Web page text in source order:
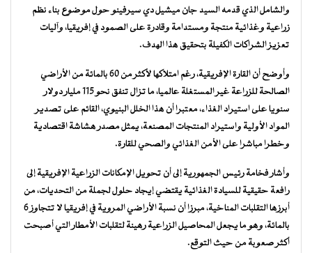
والشامل الذي قدمه السيد جان ميشيل دي سيرفينو حول موضوع بناء نظم
زراعية وغذائية منتجة ومستدامة وقادرة على الصمود في إفريقيا، وآليات
تعزيز الشراكات الكفيلة بتحقيق هذا الهدف.
وأوضح أن القارة الإفريقية، رغم امتلاكها لأكثر من 60 بالمائة من الأراضي
الصالحة للزراعة غير المستغلة عالميا، ما تزال تنفق نحو 115 مليار دولار
سنويا على استيراد الغذاء، معتبرا أن هذا الخلل البنيوي، القائم على تصدير
المواد الأولية واستيراد المنتجات المصنعة، يمثل مصدر هشاشة اقتصادية
وخطرا مباشرا على الأمن الغذائي والصحي للقارة.
وأشار فخامة رئيس الجمهورية إلى أن تحويل الإمكانات الزراعية الإفريقية إلى
رافعة حقيقية للسيادة الغذائية يقتضي إيجاد حلول لجملة من التحديات، من
أبرزها التقلبات المناخية، مبرزا أن نسبة الأراضي المروية في إفريقيا لا تتجاوز 6
بالمائة، وهو ما يجعل المحاصيل الزراعية رهينة لتقلبات الأمطار التي أصبحت
أكثر صعوبة من حيث التوقع.